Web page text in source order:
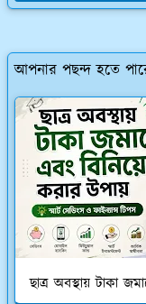
আপনার পছন্দ হতে
ছাত্র অবস্থায় টাকা